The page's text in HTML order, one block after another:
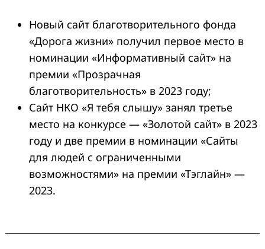
Новый сайт благотворительного фонда
«Дорога жизни» получил первое место в
номинации «Информативный сайт» на
премии «Прозрачная
благотворительность» в 2023 году;
Сайт НКО «Я тебя слышу» занял третье
место на конкурсе — «Золотой сайт» в 2023
году и две премии в номинации «Сайты
для людей с ограниченными
возможностями» на премии «Тэглайн» —
2023.